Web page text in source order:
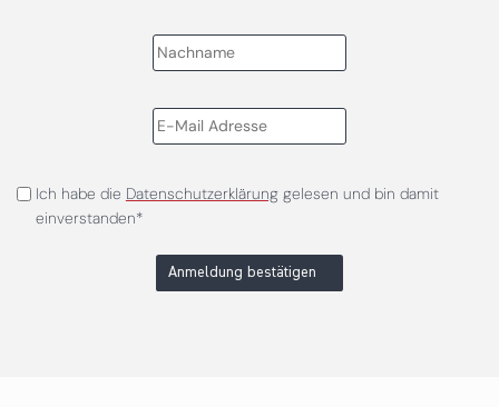
Ich habe die Datenschutzerklärunggelesen und bin damit
einverstanden*
Anmeldung bestätigen